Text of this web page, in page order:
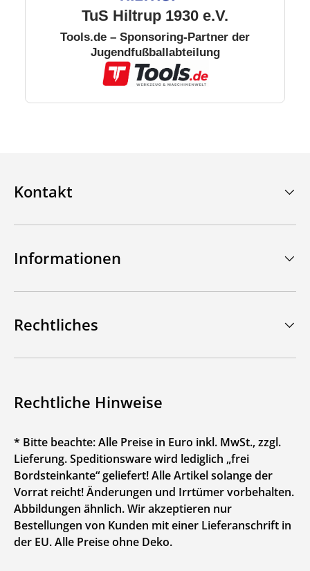
TuS Hiltrup 1930 e.V.
Tools.de – Sponsoring-Partner der
Jugendfußballabteilung
Kontakt
Informationen
Rechtliches
Rechtliche Hinweise
* Bitte beachte: Alle Preise in Euro inkl. MwSt., zzgl.
Lieferung. Speditionsware wird lediglich „frei
Bordsteinkante“ geliefert! Alle Artikel solange der
Vorrat reicht! Änderungen und Irrtümer vorbehalten.
Abbildungen ähnlich. Wir akzeptieren nur
Bestellungen von Kunden mit einer Lieferanschrift in
der EU. Alle Preise ohne Deko.